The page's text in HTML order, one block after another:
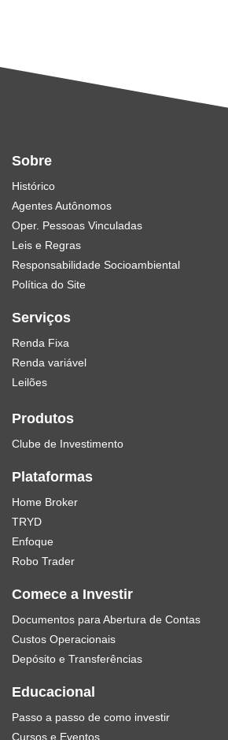
Sobre
Histórico
Agentes Autônomos
Oper. Pessoas Vinculadas
Leis e Regras
Responsabilidade Socioambiental
Política do Site
Serviços
Renda Fixa
Renda variável
Leilões
Produtos
Clube de Investimento
Plataformas
Home Broker
TRYD
Enfoque
Robo Trader
Comece a Investir
Documentos para Abertura de Contas
Custos Operacionais
Depósito e Transferências
Educacional
Passo a passo de como investir
Cursos e Eventos